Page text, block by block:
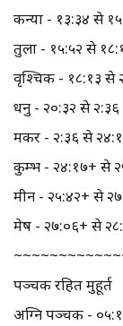
कन्या - १३:३४ से
तुला - १५:५२ से
वृश्चिक - १८:१३ से
धनु - २०:३२ से २:३६
मकर - २:३६ से
कुम्भ - २४:१७+ से
मीन - २५:४२+ से
मेष - २७:०६+ से
पञ्चक रहित मुहूर्त
अग्नि पञ्चक -